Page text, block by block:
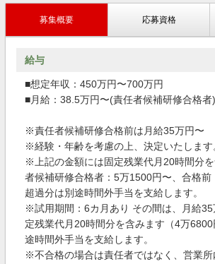
募集概要 応募資格
給与
■想定年収：450万円〜700万円
■月給：38.5万円〜(責任者候補研修合格者)
※責任者候補研修合格前は月給35万円〜
※経験・年齢を考慮の上、決定いたします
※上記の金額には固定残業代月20時間分
者候補研修合格者：5万1500円〜、合格前
超過分は別途時間外手当を支給します。
※試用期間：6カ月あり その間は、月給35
定残業代月20時間分を含みます（4万6800
途時間外手当を支給します。
※不合格の場合は責任者ではなく、営業